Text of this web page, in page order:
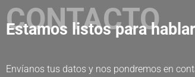
Estamos listos para
CONTACTO
Envíanos tus datos y nos pondremos en